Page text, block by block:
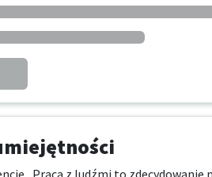
, Praca z ludźmi to